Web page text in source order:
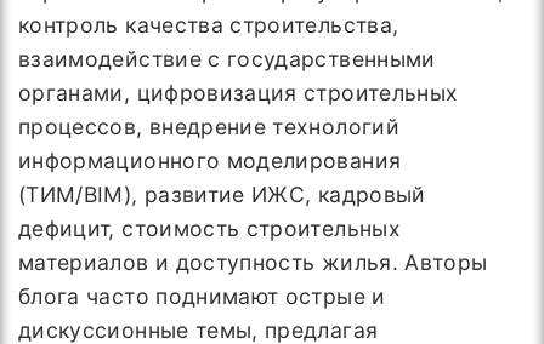
контроль качества строительства,
взаимодействие с государственными
органами, цифровизация строительных
процессов, внедрение технологий
информационного моделирования
(ТИМ/BIM), развитие ИЖС, кадровый
дефицит, стоимость строительных
материалов и доступность жилья. Авторы
блога часто поднимают острые и
дискуссионные темы, предлагая